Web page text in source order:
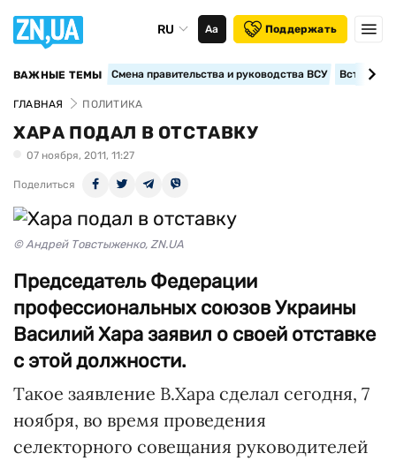
RU Аа Поддержать
ВАЖНЫЕ ТЕМЫ Смена правительства и руководства ВСУ
ГЛАВНАЯ ПОЛИТИКА
ХАРА ПОДАЛ В ОТСТАВКУ
07 ноября, 2011, 11:27
Поделиться
© Андрей Товстыженко, ZN.UA
Председатель Федерации
профессиональных союзов Украины
Василий Хара заявил о своей отставке
с этой должности.
Такое заявление В.Хара сделал сегодня, 7
ноября, во время проведения
селекторного совещания руководителей